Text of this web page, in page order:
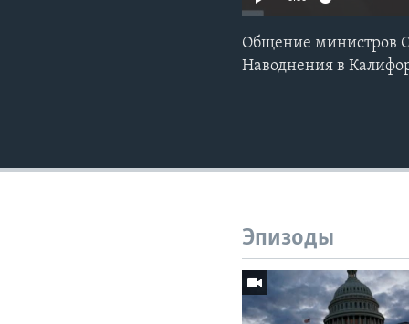
Общение министров
Наводнения в
Эпизоды